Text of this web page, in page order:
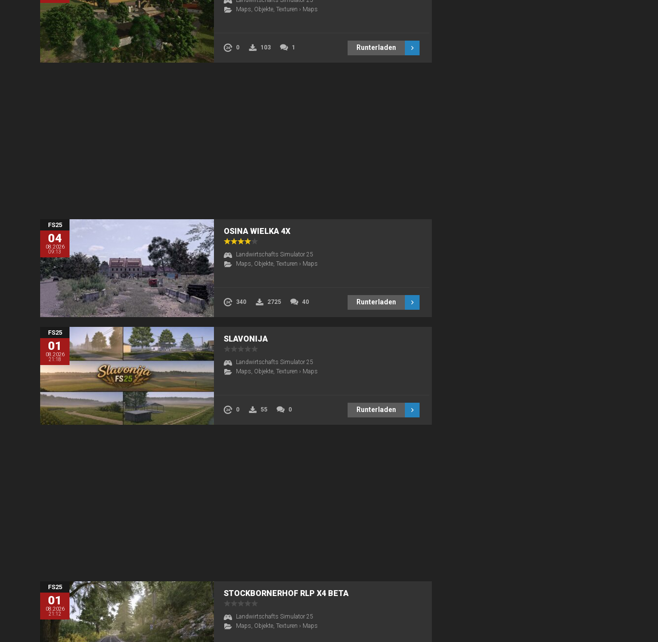
Maps, Objekte, Texturen › Maps
0 103 1 Runterladen
FS25
04
08.2026
09:13
OSINA WIELKA 4X
Landwirtschafts Simulator 25
Maps, Objekte, Texturen › Maps
340 2725 40 Runterladen
FS25
01
08.2026
21:18
SLAVONIJA
Landwirtschafts Simulator 25
Maps, Objekte, Texturen › Maps
0 55 0 Runterladen
FS25
01
08.2026
21:12
STOCKBORNERHOF RLP X4 BETA
Landwirtschafts Simulator 25
Maps, Objekte, Texturen › Maps